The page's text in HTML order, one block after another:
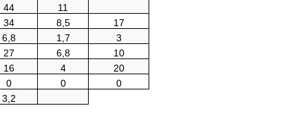
44
11
34 8,5
17
6,8 1,7
3
27 6,8
10
16 4
20
0 0
0
3,2